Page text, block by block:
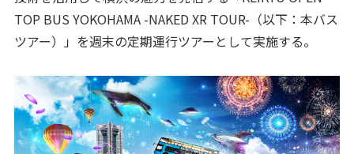
TOP BUS YOKOHAMA -NAKED XR TOUR-（以下：本バス
ツアー）」を週末の定期運行ツアーとして実施する。